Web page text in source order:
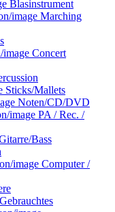
Blasinstrument
Marching
Concert
Sticks/Mallets
Noten/CD/DVD
PA / Rec. /
Bass
Computer /
Gebrauchtes